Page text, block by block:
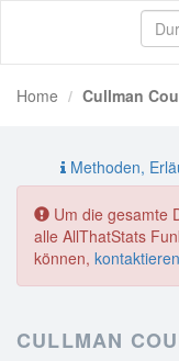
Home Cullman
Methoden,
Um die gesamte
alle AllThatStats
können,
CULLMAN